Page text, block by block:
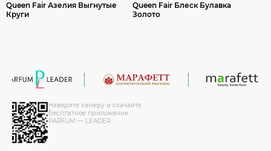
Queen Fair Азелия Выгнутые
Круги
Queen Fair Блеск Булавка
Золото
Наведите камеру и скачайте
бесплатное приложение
PARFUM — LEADER